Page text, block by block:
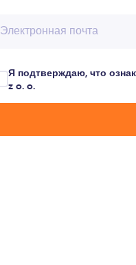
Электронная почта
Я подтверждаю, что
z o. o.